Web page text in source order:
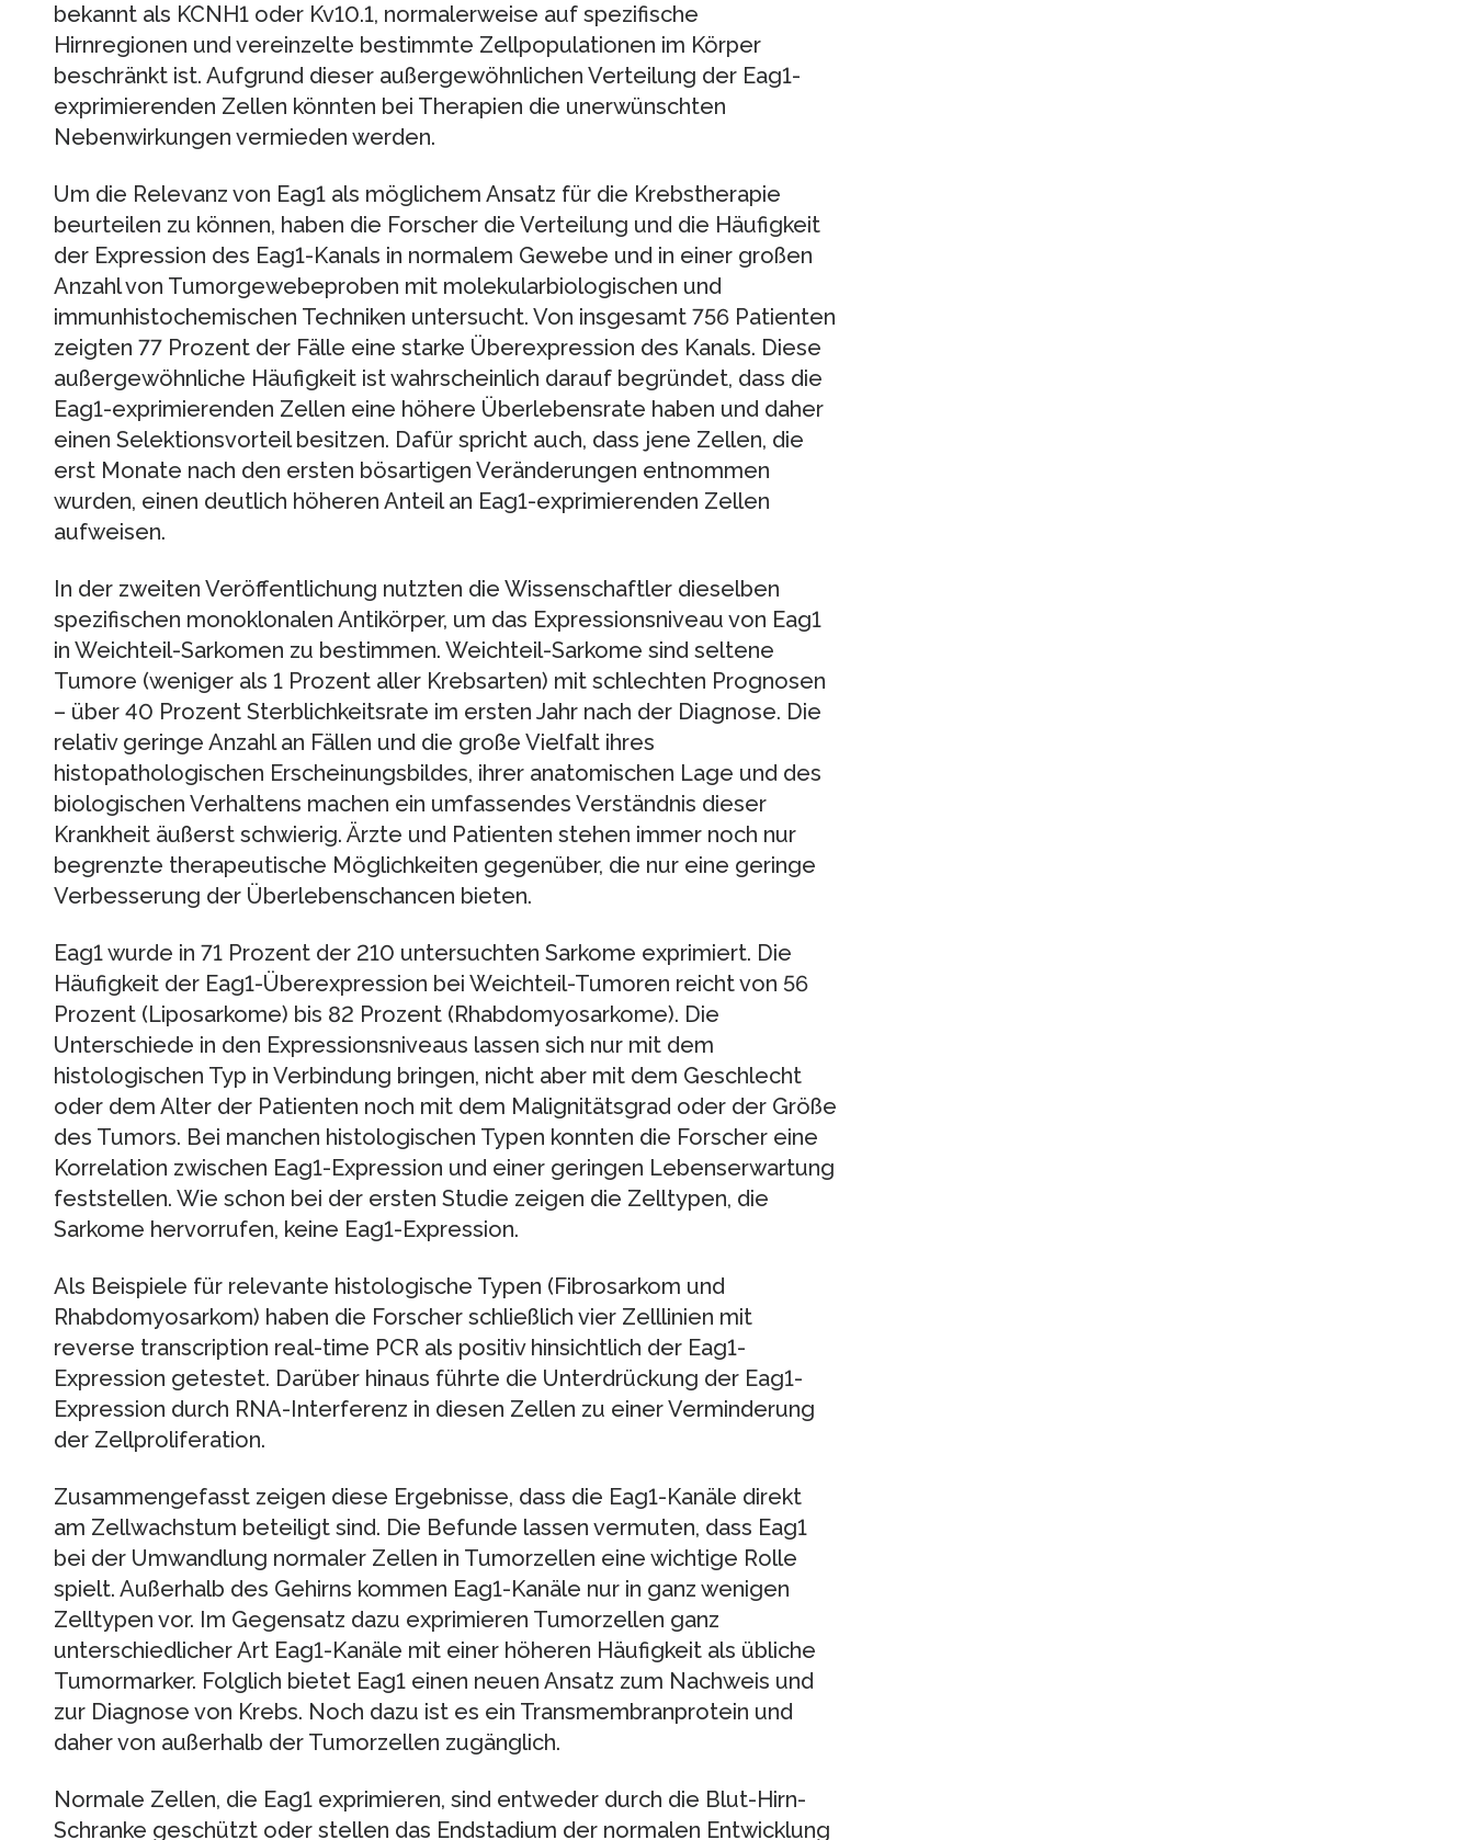
bekannt als KCNH1 oder Kv10.1, normalerweise auf spezifische
Hirnregionen und vereinzelte bestimmte Zellpopulationen im Körper
beschränkt ist. Aufgrund dieser außergewöhnlichen Verteilung der Eag1-
exprimierenden Zellen könnten bei Therapien die unerwünschten
Nebenwirkungen vermieden werden.
Um die Relevanz von Eag1 als möglichem Ansatz für die Krebstherapie
beurteilen zu können, haben die Forscher die Verteilung und die Häufigkeit
der Expression des Eag1-Kanals in normalem Gewebe und in einer großen
Anzahl von Tumorgewebeproben mit molekularbiologischen und
immunhistochemischen Techniken untersucht. Von insgesamt 756 Patienten
zeigten 77 Prozent der Fälle eine starke Überexpression des Kanals. Diese
außergewöhnliche Häufigkeit ist wahrscheinlich darauf begründet, dass die
Eag1-exprimierenden Zellen eine höhere Überlebensrate haben und daher
einen Selektionsvorteil besitzen. Dafür spricht auch, dass jene Zellen, die
erst Monate nach den ersten bösartigen Veränderungen entnommen
wurden, einen deutlich höheren Anteil an Eag1-exprimierenden Zellen
aufweisen.
In der zweiten Veröffentlichung nutzten die Wissenschaftler dieselben
spezifischen monoklonalen Antikörper, um das Expressionsniveau von Eag1
in Weichteil-Sarkomen zu bestimmen. Weichteil-Sarkome sind seltene
Tumore (weniger als 1 Prozent aller Krebsarten) mit schlechten Prognosen
– über 40 Prozent Sterblichkeitsrate im ersten Jahr nach der Diagnose. Die
relativ geringe Anzahl an Fällen und die große Vielfalt ihres
histopathologischen Erscheinungsbildes, ihrer anatomischen Lage und des
biologischen Verhaltens machen ein umfassendes Verständnis dieser
Krankheit äußerst schwierig. Ärzte und Patienten stehen immer noch nur
begrenzte therapeutische Möglichkeiten gegenüber, die nur eine geringe
Verbesserung der Überlebenschancen bieten.
Eag1 wurde in 71 Prozent der 210 untersuchten Sarkome exprimiert. Die
Häufigkeit der Eag1-Überexpression bei Weichteil-Tumoren reicht von 56
Prozent (Liposarkome) bis 82 Prozent (Rhabdomyosarkome). Die
Unterschiede in den Expressionsniveaus lassen sich nur mit dem
histologischen Typ in Verbindung bringen, nicht aber mit dem Geschlecht
oder dem Alter der Patienten noch mit dem Malignitätsgrad oder der Größe
des Tumors. Bei manchen histologischen Typen konnten die Forscher eine
Korrelation zwischen Eag1-Expression und einer geringen Lebenserwartung
feststellen. Wie schon bei der ersten Studie zeigen die Zelltypen, die
Sarkome hervorrufen, keine Eag1-Expression.
Als Beispiele für relevante histologische Typen (Fibrosarkom und
Rhabdomyosarkom) haben die Forscher schließlich vier Zelllinien mit
reverse transcription real-time PCR als positiv hinsichtlich der Eag1-
Expression getestet. Darüber hinaus führte die Unterdrückung der Eag1-
Expression durch RNA-Interferenz in diesen Zellen zu einer Verminderung
der Zellproliferation.
Zusammengefasst zeigen diese Ergebnisse, dass die Eag1-Kanäle direkt
am Zellwachstum beteiligt sind. Die Befunde lassen vermuten, dass Eag1
bei der Umwandlung normaler Zellen in Tumorzellen eine wichtige Rolle
spielt. Außerhalb des Gehirns kommen Eag1-Kanäle nur in ganz wenigen
Zelltypen vor. Im Gegensatz dazu exprimieren Tumorzellen ganz
unterschiedlicher Art Eag1-Kanäle mit einer höheren Häufigkeit als übliche
Tumormarker. Folglich bietet Eag1 einen neuen Ansatz zum Nachweis und
zur Diagnose von Krebs. Noch dazu ist es ein Transmembranprotein und
daher von außerhalb der Tumorzellen zugänglich.
Normale Zellen, die Eag1 exprimieren, sind entweder durch die Blut-Hirn-
Schranke geschützt oder stellen das Endstadium der normalen Entwicklung